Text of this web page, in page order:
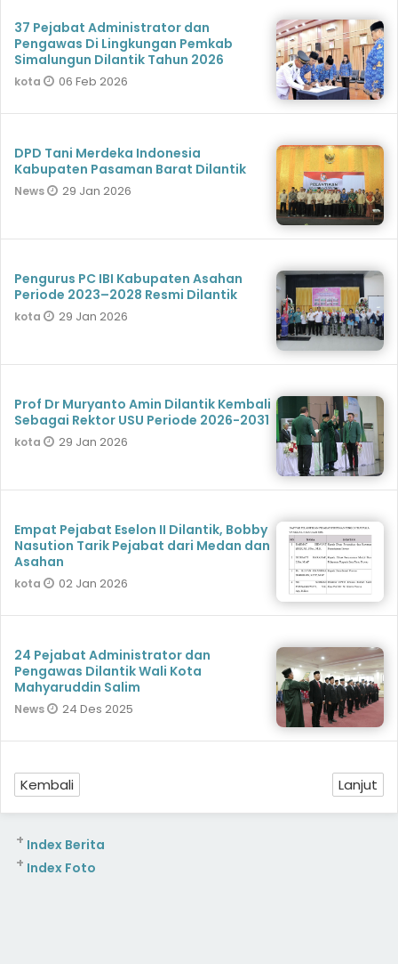
37 Pejabat Administrator dan
Pengawas Di Lingkungan Pemkab
Simalungun Dilantik Tahun 2026
kota 06 Feb 2026
DPD Tani Merdeka Indonesia
Kabupaten Pasaman Barat Dilantik
News 29 Jan 2026
Pengurus PC IBI Kabupaten Asahan
Periode 2023–2028 Resmi Dilantik
kota 29 Jan 2026
Prof Dr Muryanto Amin Dilantik Kembali
Sebagai Rektor USU Periode 2026-2031
kota 29 Jan 2026
Empat Pejabat Eselon II Dilantik, Bobby
Nasution Tarik Pejabat dari Medan dan
Asahan
kota 02 Jan 2026
24 Pejabat Administrator dan
Pengawas Dilantik Wali Kota
Mahyaruddin Salim
News 24 Des 2025
Kembali Lanjut
Index Berita
+
Index Foto
+